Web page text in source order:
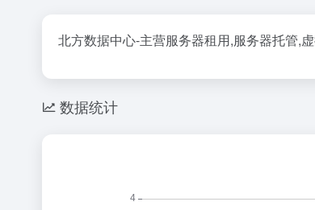
北方数据中心-主营服务器租用,服务器托管,
数据统计